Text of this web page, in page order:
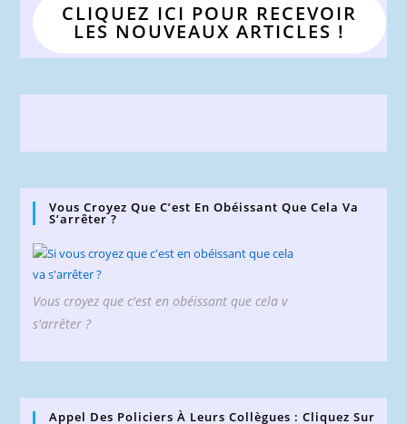
CLIQUEZ ICI POUR RECEVOIR
LES NOUVEAUX ARTICLES !
Vous Croyez Que C’est En Obéissant Que Cela Va
S’arrêter ?
Vous croyez que c'est en obéissant que cela v
s'arrêter ?
Appel Des Policiers À Leurs Collègues : Cliquez Sur